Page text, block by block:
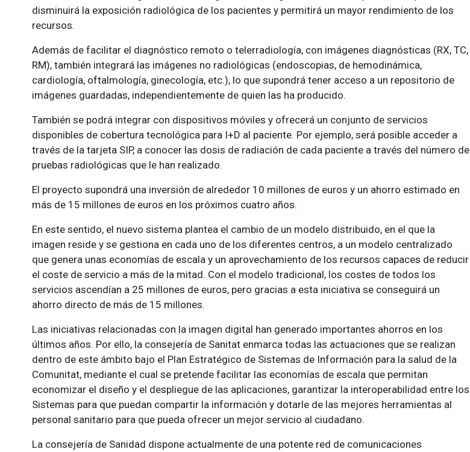
disminuirá la exposición radiológica de los pacientes y permitirá un mayor rendimiento de los
recursos.
Además de facilitar el diagnóstico remoto o telerradiología, con imágenes diagnósticas (RX, TC,
RM), también integrará las imágenes no radiológicas (endoscopias, de hemodinámica,
cardiología, oftalmología, ginecología, etc.), lo que supondrá tener acceso a un repositorio de
imágenes guardadas, independientemente de quien las ha producido.
También se podrá integrar con dispositivos móviles y ofrecerá un conjunto de servicios
disponibles de cobertura tecnológica para I+D al paciente. Por ejemplo, será posible acceder a
través de la tarjeta SIP, a conocer las dosis de radiación de cada paciente a través del número de
pruebas radiológicas que le han realizado.
El proyecto supondrá una inversión de alrededor 10 millones de euros y un ahorro estimado en
más de 15 millones de euros en los próximos cuatro años.
En este sentido, el nuevo sistema plantea el cambio de un modelo distribuido, en el que la
imagen reside y se gestiona en cada uno de los diferentes centros, a un modelo centralizado
que genera unas economías de escala y un aprovechamiento de los recursos capaces de reducir
el coste de servicio a más de la mitad. Con el modelo tradicional, los costes de todos los
servicios ascendían a 25 millones de euros, pero gracias a esta iniciativa se conseguirá un
ahorro directo de más de 15 millones.
Las iniciativas relacionadas con la imagen digital han generado importantes ahorros en los
últimos años. Por ello, la consejería de Sanitat enmarca todas las actuaciones que se realizan
dentro de este ámbito bajo el Plan Estratégico de Sistemas de Información para la salud de la
Comunitat, mediante el cual se pretende facilitar las economías de escala que permitan
economizar el diseño y el despliegue de las aplicaciones, garantizar la interoperabilidad entre los
Sistemas para que puedan compartir la información y dotarle de las mejores herramientas al
personal sanitario para que pueda ofrecer un mejor servicio al ciudadano.
La consejería de Sanidad dispone actualmente de una potente red de comunicaciones